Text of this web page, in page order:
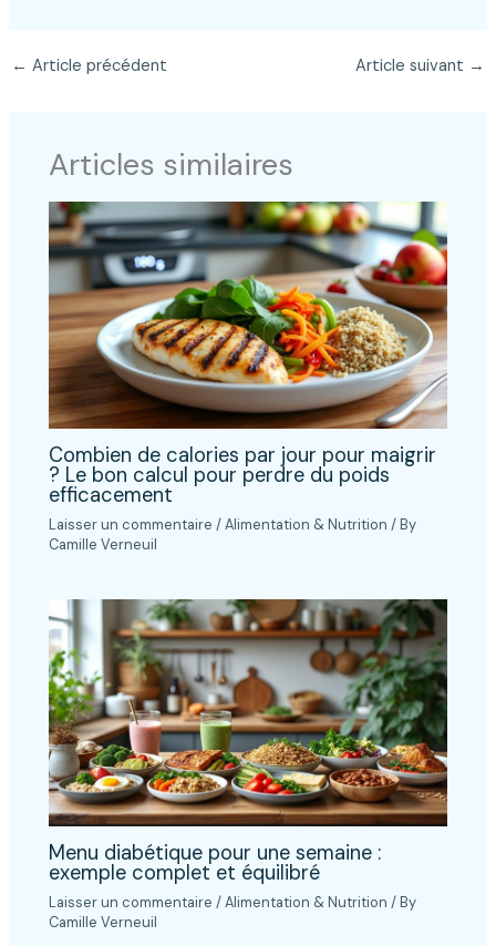
← Article précédent Article suivant →
Articles similaires
Combien de calories par jour pour maigrir
? Le bon calcul pour perdre du poids
efficacement
Laisser un commentaire /Alimentation & Nutrition / By
Camille Verneuil
Menu diabétique pour une semaine :
exemple complet et équilibré
Laisser un commentaire /Alimentation & Nutrition / By
Camille Verneuil